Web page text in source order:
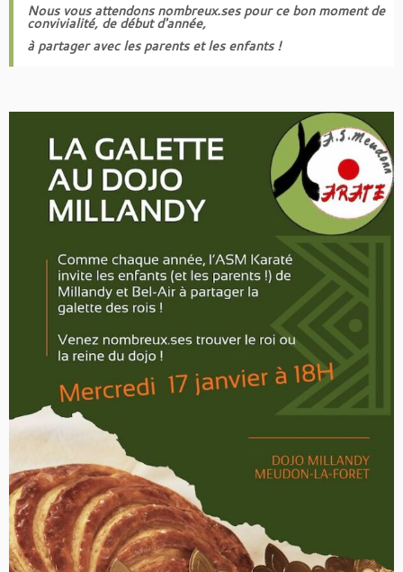
Nous vous attendons nombreux.ses pour ce bon moment de
convivialité, de début d'année,
à partager avec les parents et les enfants !